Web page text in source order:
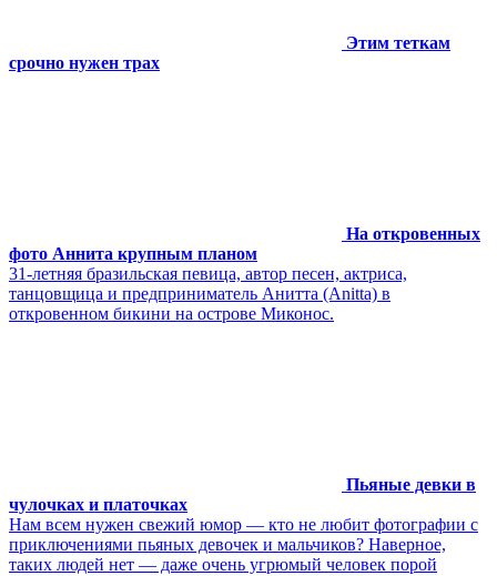
Этим теткам
срочно нужен трах
На откровенных
фото Аннита крупным планом
31-летняя бразильская певица, автор песен, актриса,
танцовщица и предприниматель Анитта (Anitta) в
откровенном бикини на острове Миконос.
Пьяные девки в
чулочках и платочках
Нам всем нужен свежий юмор — кто не любит фотографии с
приключениями пьяных девочек и мальчиков? Наверное,
таких людей нет — даже очень угрюмый человек порой